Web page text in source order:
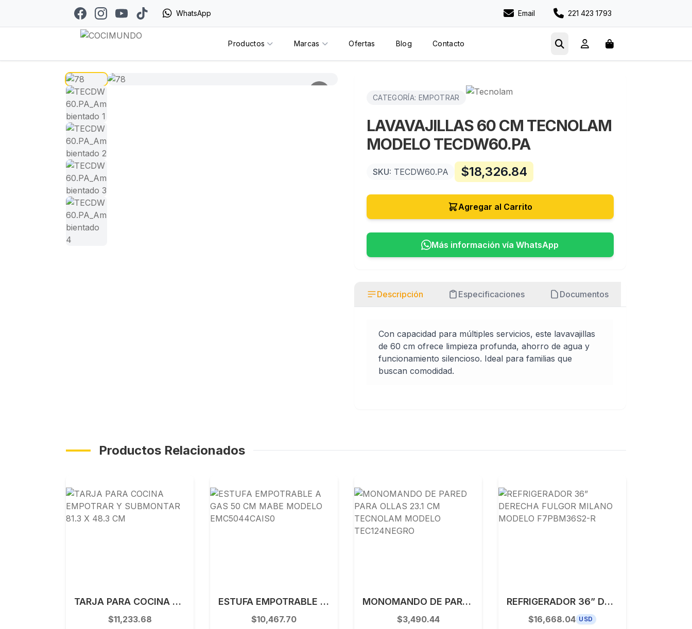
Email 221 423 1793
WhatsApp
Productos Marcas Ofertas Blog Contacto
CATEGORÍA: EMPOTRAR
LAVAVAJILLAS 60 CM TECNOLAM
MODELO TECDW60.PA
SKU: TECDW60.PA $18,326.84
Agregar al Carrito
Más información vía WhatsApp
Descripción Especificaciones Documentos
Con capacidad para múltiples servicios, este lavavajillas
de 60 cm ofrece limpieza profunda, ahorro de agua y
funcionamiento silencioso. Ideal para familias que
buscan comodidad.
Productos Relacionados
TARJA PARA COCINA EMPOTRAR Y SUBMONTAR 81.3 X 48.3 CM
$11,233.68
ESTUFA EMPOTRABLE A GAS 50 CM MABE MODELO EMC5044CAIS0
$10,467.70
MONOMANDO DE PARED PARA OLLAS 23.1 CM TECNOLAM MODELO TEC124NEGRO
$3,490.44
REFRIGERADOR 36” DERECHA FULGOR MILANO MODELO F7PBM36S2-R
$16,668.04 USD